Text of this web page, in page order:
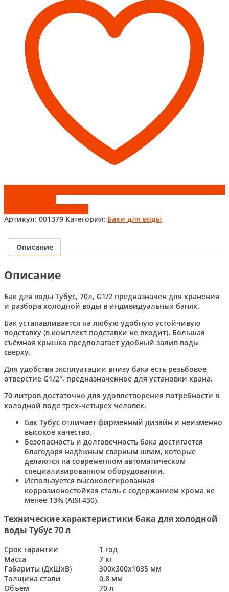
Артикул: 001379 Категория: Баки для воды
Описание
Описание
Бак для воды Тубус, 70л, G1/2 предназначен для хранения
и разбора холодной воды в индивидуальных банях.
Бак устанавливается на любую удобную устойчивую
подставку (в комплект подставки не входит). Большая
съёмная крышка предполагает удобный залив воды
сверху.
Для удобства эксплуатации внизу бака есть резьбовое
отверстие G1/2″, предназначенное для установки крана.
70 литров достаточно для удовлетворения потребности в
холодной воде трех-четырех человек.
Бак Тубус отличает фирменный дизайн и неизменно
высокое качество.
Безопасность и долговечность бака достигается
благодаря надёжным сварным швам, которые
делаются на современном автоматическом
специализированном оборудовании.
Используется высоколегированная
коррозионостойкая сталь с содержанием хрома не
менее 13% (AISI 430).
Технические характеристики бака для холодной
воды Тубус 70 л
Срок гарантии
1 год
Масса
7 кг
Габариты (ДхШхВ)
300x300x1035 мм
Толщина стали
0,8 мм
Объем
70 л